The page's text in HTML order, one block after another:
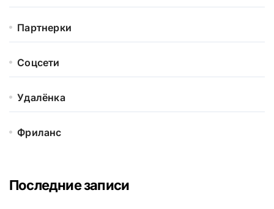
Партнерки
Соцсети
Удалёнка
Фриланс
Последние записи